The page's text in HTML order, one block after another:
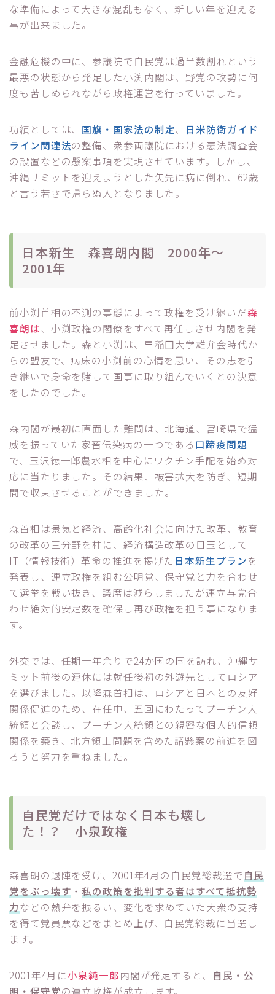
な準備によって大きな混乱もなく、新しい年を迎える
事が出来ました。
金融危機の中に、参議院で自民党は過半数割れという
最悪の状態から発足した小渕内閣は、野党の攻勢に何
度も苦しめられながら政権運営を行っていました。
功績としては、 国旗・国家法の制定、 日米防衛ガイド
ライン関連法の整備、衆参両議院における憲法調査会
の設置などの懸案事項を実現させています。しかし、
沖縄サミットを迎えようとした矢先に病に倒れ、62歳
と言う若さで帰らぬ人となりました。
日本新生 森喜朗内閣 2000年～
2001年
前小渕首相の不測の事態によって政権を受け継いだ森
喜朗は、小渕政権の閣僚をすべて再任しさせ内閣を発
足させました。森と小渕は、早稲田大学雄弁会時代か
らの盟友で、病床の小渕前の心情を思い、その志を引
き継いで身命を賭して国事に取り組んでいくとの決意
をしたのでした。
森内閣が最初に直面した難問は、北海道、宮崎県で猛
威を振っていた家畜伝染病の一つである 口蹄疫問題
で、玉沢徳一郎農水相を中心にワクチン手配を始め対
応に当たりました。その結果、被害拡大を防ぎ、短期
間で収束させることができました。
森首相は景気と経済、高齢化社会に向けた改革、教育
の改革の三分野を柱に、経済構造改革の目玉として
IT（情報技術）革命の推進を掲げた 日本新生プランを
発表し、連立政権を組む公明党、保守党と力を合わせ
て選挙を戦い抜き、議席は減らしましたが連立与党合
わせ絶対的安定数を確保し再び政権を担う事になりま
す。
外交では、任期一年余りで24か国の国を訪れ、沖縄サ
ミット前後の連休には就任後初の外遊先としてロシア
を選びました。以降森首相は、ロシアと日本との友好
関係促進のため、在任中、五回にわたってプーチン大
統領と会談し、プーチン大統領との親密な個人的信頼
関係を築き、北方領土問題を含めた諸懸案の前進を図
ろうと努力を重ねました。
自民党だけではなく日本も壊し
た！？ 小泉政権
森喜朗の退陣を受け、2001年4月の自民党総裁選で 自民
党をぶっ壊す ・私の政策を批判する者はすべて抵抗勢
力などの熱弁を振るい、変化を求めていた大衆の支持
を得て党員票などをまとめ上げ、自民党総裁に当選し
ます。
2001年4月に小泉純一郎内閣が発足すると、 自民・公
明・保守党の連立政権が成立します。